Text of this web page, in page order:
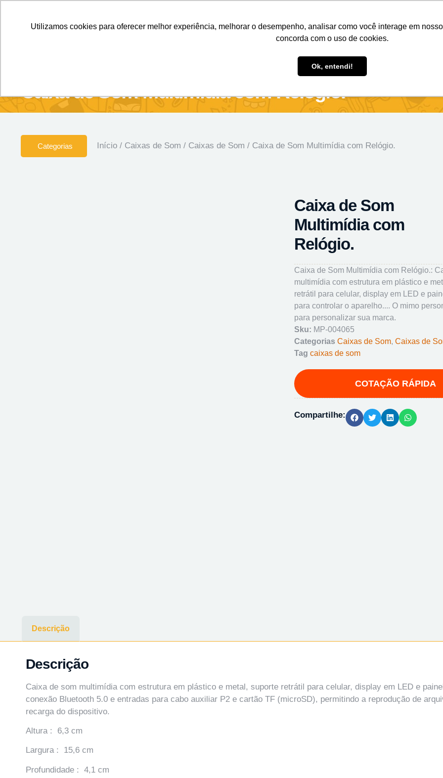
Utilizamos cookies para oferecer melhor experiência, melhorar o desempenho, analisar como você interage em
concorda com o uso de cookies.
Ok, entendi!
Brindes Personalizados Brindes Ecológicos
Caixa de Som Multimídia com Relógio.
Categorias Início/ Caixas de Som / Caixas de Som / Caixa de Som Multimídia com Relógio.
Caixa de Som
Multimídia com
Relógio.
Caixa de Som Multimídia com Relógio.:
multimídia com estrutura em plástico e
retrátil para celular, display em LED e
para controlar o aparelho.... O mimo
para personalizar sua marca.
Sku: MP-004065
Categorias Caixas de Som, Caixas de
Tag caixas de som
Compartilhe:
Descrição
Descrição
Caixa de som multimídia com estrutura em plástico e metal, suporte retrátil para celular, display em LED e
conexão Bluetooth 5.0 e entradas para cabo auxiliar P2 e cartão TF (microSD), permitindo a reprodução de
recarga do dispositivo.
Altura : 6,3 cm
Largura : 15,6 cm
Profundidade : 4,1 cm